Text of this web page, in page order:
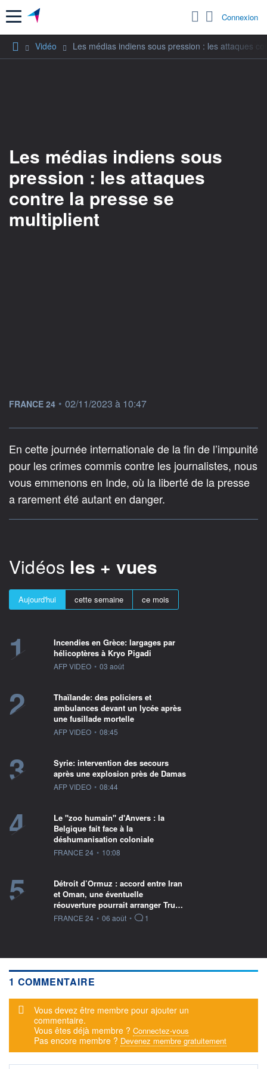
Menu Connexion
Vidéo Les médias indiens sous pression : les attaques
Les médias indiens sous
pression : les attaques
contre la presse se
multiplient
information fournie par
FRANCE 24 • 02/11/2023 à 10:47
En cette journée internationale de la fin de l’impunité
pour les crimes commis contre les journalistes, nous
vous emmenons en Inde, où la liberté de la presse
a rarement été autant en danger.
Vidéos les + vues
Aujourd'hui cette semaine ce mois
1
Incendies en Grèce: largages par
hélicoptères à Kryo Pigadi
information fournie par
AFP VIDEO • 03 août
2
Thaïlande: des policiers et
ambulances devant un lycée après
une fusillade mortelle
information fournie par
AFP VIDEO • 08:45
3
Syrie: intervention des secours
après une explosion près de Damas
information fournie par
AFP VIDEO • 08:44
4
Le "zoo humain" d'Anvers : la
Belgique fait face à la
déshumanisation coloniale
information fournie par
FRANCE 24 • 10:08
5
Détroit d’Ormuz : accord entre Iran
et Oman, une éventuelle
réouverture pourrait arranger Tru…
information fournie par
FRANCE 24 • 06 août • 1
1 COMMENTAIRE
Message d'alerte
Vous devez être membre pour ajouter un
commentaire.
Vous êtes déjà membre ? Connectez-vous
Pas encore membre ? Devenez membre gratuitement